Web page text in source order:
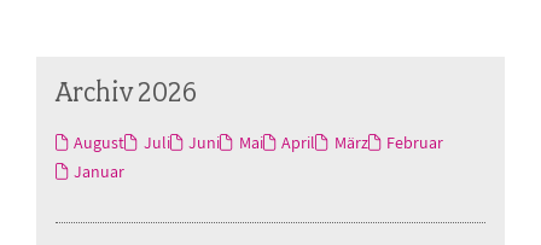
Archiv 2026
August Juli Juni Mai April März
Februar
Januar